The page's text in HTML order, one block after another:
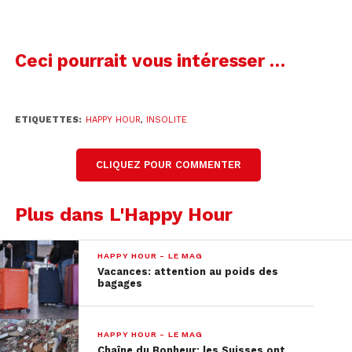
Revoir l’incident en vidéo:
Scène insolite à l'arrivée
pour l'Italien Alex
Vinatzer. Une femme
très légèrement vêtue
et brandissant une
pancarte "RIP Kobe"
Ceci pourrait vous intéresser …
ETIQUETTES: HAPPY HOUR, INSOLITE
CLIQUEZ POUR COMMENTER
Plus dans L'Happy Hour
HAPPY HOUR - LE MAG
Vacances: attention au poids des
bagages
HAPPY HOUR - LE MAG